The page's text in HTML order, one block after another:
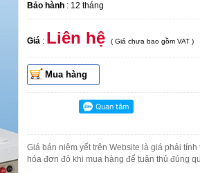
Bảo hành : 12 tháng
Giá : Liên hệ ( Giá chưa bao gồm VAT )
Mua hàng
Giá bán niêm yết trên Website là giá phải
hóa đơn đỏ khi mua hàng để tuân thủ đúng